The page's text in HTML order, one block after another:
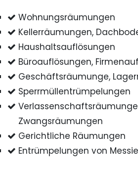
Wohnungsräumungen
Kellerräumungen,
Haushaltsauflösungen
Büroauflösungen,
Geschäftsräumunge,
Sperrmüllentrümpelungen
Zwangsräumungen
Gerichtliche Räumungen
Entrümpelungen von